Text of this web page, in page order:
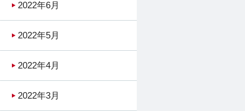
2022年6月
2022年5月
2022年4月
2022年3月